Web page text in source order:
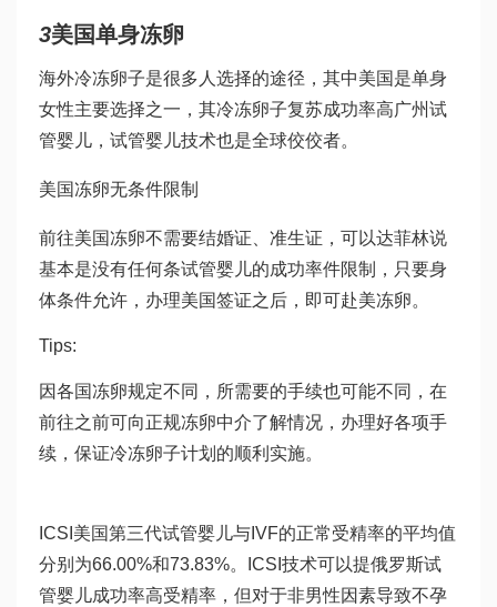
3美国单身冻卵
海外冷冻卵子是很多人选择的途径，其中美国是单身
女性主要选择之一，其冷冻卵子复苏成功率高广州试
管婴儿 ，试管婴儿技术也是全球佼佼者。
美国冻卵无条件限制
前往美国冻卵不需要结婚证、准生证，可以达菲林说
基本是没有任何条试管婴儿的成功率件限制，只要身
体条件允许，办理美国签证之后，即可赴美冻卵。
Tips:
因各国冻卵规定不同，所需要的手续也可能不同，在
前往之前可向正规冻卵中介了解情况，办理好各项手
续，保证冷冻卵子计划的顺利实施。
ICSI美国第三代试管婴儿与IVF的正常受精率的平均值
分别为66.00%和73.83%。ICSI技术可以提俄罗斯试
管婴儿成功率高受精率，但对于非男性因素导致不孕